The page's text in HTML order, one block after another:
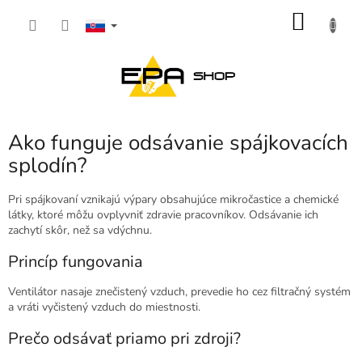
Ako funguje odsávanie spájkovacích
splodín?
Pri spájkovaní vznikajú výpary obsahujúce mikročastice a chemické
látky, ktoré môžu ovplyvniť zdravie pracovníkov. Odsávanie ich
zachytí skôr, než sa vdýchnu.
Princíp fungovania
Ventilátor nasaje znečistený vzduch, prevedie ho cez filtračný systém
a vráti vyčistený vzduch do miestnosti.
Prečo odsávať priamo pri zdroji?